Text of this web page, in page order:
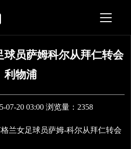
球员萨姆科尔从拜仁转会
利物浦
07-20 03:00 浏览量：2358
兰女足球员萨姆-科尔从拜仁转会